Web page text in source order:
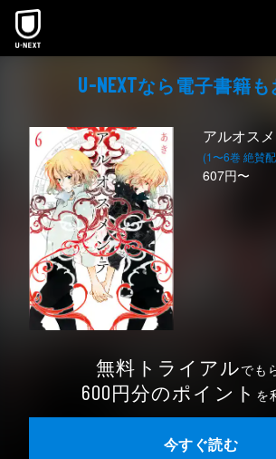
本文へスキップ
U-NEXTなら電⼦書籍も
アルオス
(1〜6巻 絶賛
607円〜
無料トライアルでも
600円分のポイント を
今すぐ読む